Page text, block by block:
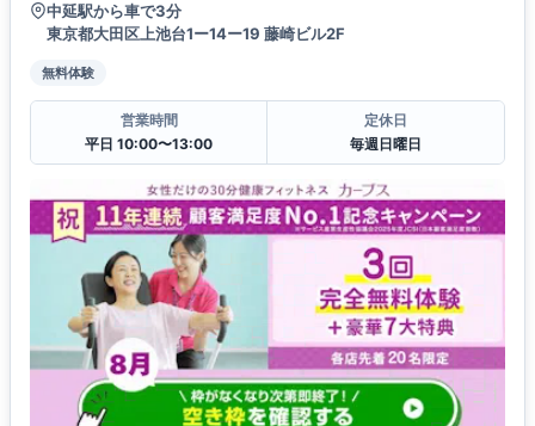
中延駅から車で3分
東京都大田区上池台1ー14ー19 藤崎ビル2F
無料体験
営業時間
平日 10:00〜13:00
定休日
毎週日曜日